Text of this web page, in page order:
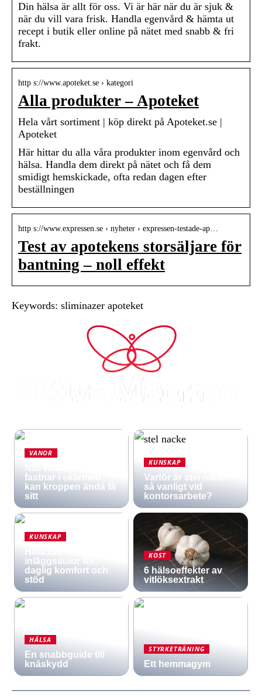
Din hälsa är allt för oss. Vi är här när du är sjuk &
när du vill vara frisk. Handla egenvård & hämta ut
recept i butik eller online på nätet med snabb & fri
frakt.
http s://www.apoteket.se › kategori
Alla produkter – Apoteket
Hela vårt sortiment | köp direkt på Apoteket.se |
Apoteket
Här hittar du alla våra produkter inom egenvård och
hälsa. Handla dem direkt på nätet och få dem
smidigt hemskickade, ofta redan dagen efter
beställningen
http s://www.expressen.se › nyheter › expressen-testade-ap…
Test av apotekens storsäljare för
bantning – noll effekt
Keywords: sliminazer apoteket
VANOR
fastnar i skärmen
kan kroppen ändå få
sitt
KUNSKAP
Varför är stel nacke
så vanligt vid
kontorsarbete?
KUNSKAP
inläggssulor för
daglig komfort och
stöd
KOST
6 hälsoeffekter av
vitlöksextrakt
HÄLSA
En snabbguide till
knäskydd
STYRKETRÄNING
Ett hemmagym